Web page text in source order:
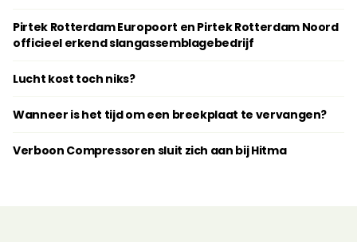
Pirtek Rotterdam Europoort en Pirtek Rotterdam Noord
officieel erkend slangassemblagebedrijf
Lucht kost toch niks?
Wanneer is het tijd om een breekplaat te vervangen?
Verboon Compressoren sluit zich aan bij Hitma